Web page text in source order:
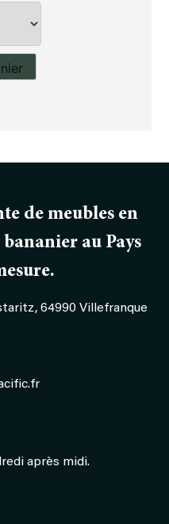
de meubles en
au Pays
64990 Villefranque
après midi.